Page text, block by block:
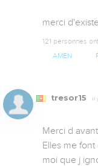
merci
121 personnes
AMEN
tresor15 Il
Merci d
Elles me
moi que j